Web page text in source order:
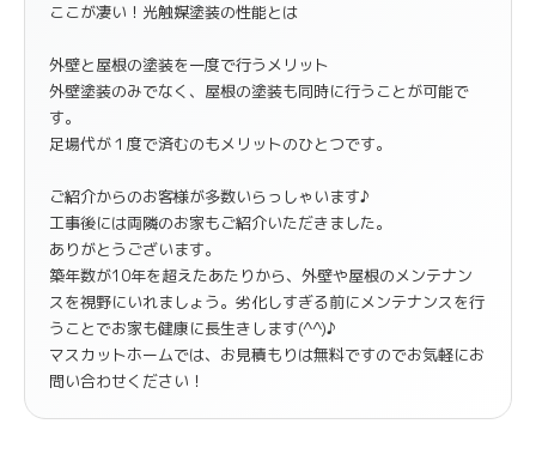
ここが凄い！光触媒塗装の性能とは
外壁と屋根の塗装を一度で行うメリット
外壁塗装のみでなく、屋根の塗装も同時に行うことが可能で
す。
足場代が１度で済むのもメリットのひとつです。
ご紹介からのお客様が多数いらっしゃいます♪
工事後には両隣のお家もご紹介いただきました。
ありがとうございます。
築年数が10年を超えたあたりから、外壁や屋根のメンテナン
スを視野にいれましょう。劣化しすぎる前にメンテナンスを行
うことでお家も健康に長生きします(^^)♪
マスカットホームでは、お見積もりは無料ですのでお気軽にお
問い合わせください！